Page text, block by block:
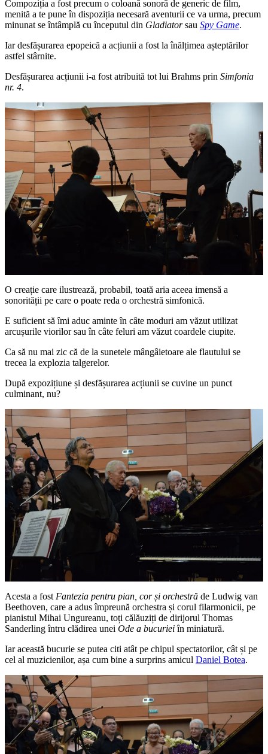
Compoziția a fost precum o coloană sonoră de generic de film,
menită a te pune în dispoziția necesară aventurii ce va urma, precum
minunat se întâmplă cu începutul din Gladiatorsau Spy Game.
Iar desfășurarea epopeică a acțiunii a fost la înălțimea așteptărilor
astfel stârnite.
Desfășurarea acțiunii i-a fost atribuită tot lui Brahms prin Simfonia
nr. 4.
O creație care ilustrează, probabil, toată aria aceea imensă a
sonorității pe care o poate reda o orchestră simfonică.
E suficient să îmi aduc aminte în câte moduri am văzut utilizat
arcușurile viorilor sau în câte feluri am văzut coardele ciupite.
Ca să nu mai zic că de la sunetele mângâietoare ale flautului se
trecea la explozia talgerelor.
După expozițiune și desfășurarea acțiunii se cuvine un punct
culminant, nu?
Acesta a fost Fantezia pentru pian, cor și orchestră de Ludwig van
Beethoven, care a adus împreună orchestra și corul filarmonicii, pe
pianistul Mihai Ungureanu, toți călăuziți de dirijorul Thomas
Sanderling întru clădirea unei Ode a bucurieiîn miniatură.
Iar această bucurie se putea citi atât pe chipul spectatorilor, cât și pe
cel al muzicienilor, așa cum bine a surprins amicul Daniel Botea.